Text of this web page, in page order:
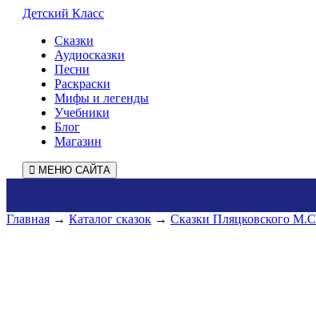
Детский Класс
Сказки
Аудиосказки
Песни
Раскраски
Мифы и легенды
Учебники
Блог
Магазин
МЕНЮ САЙТА
Главная → Каталог сказок → Сказки Пляцковского М.С